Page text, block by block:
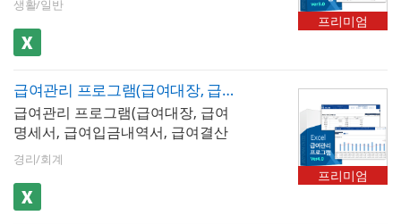
제 항목을 집약적으로 관리하는 핵
심 시트. 지급액, 공제액, 실지급액
자동 산출- 급여명세서​ : 직원 개인
별 급여명세서를 자동으로 생성하
는 시트. 근로기준법에 따른 필수 기
재 사항이 모두 포함되며 즉시 교부
가능- 재직증명서 : 직원 선택만으로
재직증명서를 자동 생성하는 시트.
급여대장의 직원 기본 정보가 자동
증명서, 퇴직증명서 자동발급이 가
능합니다.
장, 검색할 수 있습니다. 4대보험이
자동계산(소득세, 주민세, 고용보험,
국민연금, 건강보험, 장기요양보험)
최대 20개까지 추가할 수 있습니다.
저장된 급여내역은 급여대장, 급여
명세서, 급여입금내역서 시트에서
자동으로 불러올 수 있습니다. 사원
증명서, 퇴직증명서 자동발급이 가
능합니다.
생활/일반
프리미엄
급여관리 프로그램(급여대장, 급여명세서, 급여입금내역서, 급여결산보고서, 재직증명서, 근로계약서)(4대보험수기입력)
급여관리 프로그램(급여대장, 급여
명세서, 급여입금내역서, 급여결산
보고서, 재직증명서, 근로계약서)엑
셀 프로그램입니다. 급여내역을 입
력하고 내역별로 저장할 수 있는 서
식이며, 최대 500명까지 입력 가능
경리/회계
프리미엄